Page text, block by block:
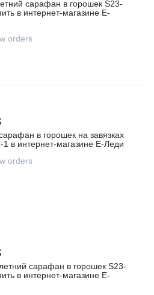
сарафан в горошек S23-
в интернет-магазине Е-
orders
в горошек на завязках
1 в интернет-магазине Е-Леди
orders
сарафан в горошек S23-
в интернет-магазине Е-